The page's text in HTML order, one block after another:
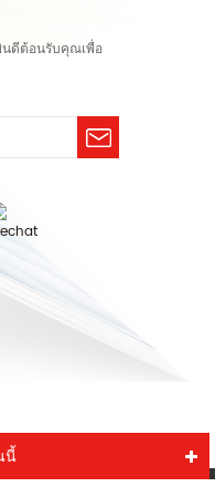
ดีต้อนรับคุณเพื่อ
นี้